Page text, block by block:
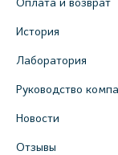
История
Лаборатория
Руководство
Новости
Отзывы